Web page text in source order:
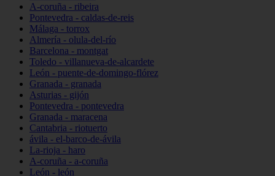
A-coruña - ribeira
Pontevedra - caldas-de-reis
Málaga - torrox
Almería - olula-del-río
Barcelona - montgat
Toledo - villanueva-de-alcardete
León - puente-de-domingo-flórez
Granada - granada
Asturias - gijón
Pontevedra - pontevedra
Granada - maracena
Cantabria - riotuerto
ávila - el-barco-de-ávila
La-rioja - haro
A-coruña - a-coruña
León - león